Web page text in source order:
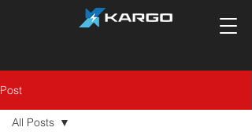
Post
All Posts